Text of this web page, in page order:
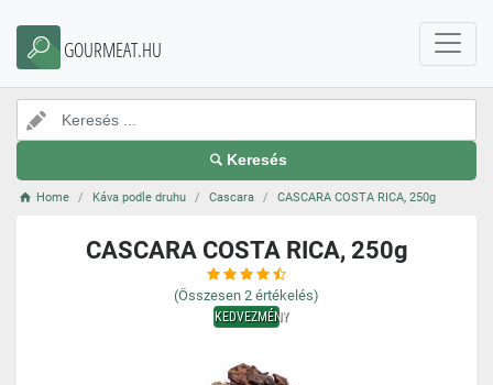
GOURMEAT.HU
Keresés
Home Káva podle druhu Cascara CASCARA COSTA RICA, 250g
CASCARA COSTA RICA, 250g
(Összesen 2 értékelés)
KEDVEZMÉNY